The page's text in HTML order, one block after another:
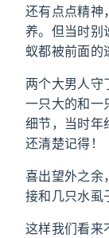
还有点点精神
养。但当时别
蚁都被前面的
两个大男人守
一只大的和一
细节，当时年
还清楚记得！
喜出望外之余
接和几只水虱
这样我们看来